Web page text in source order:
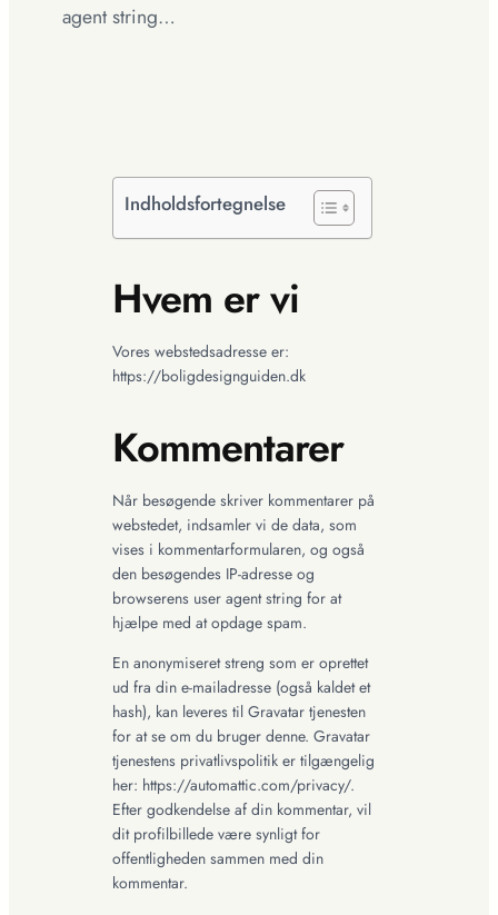
agent string…
Indholdsfortegnelse
Hvem er vi
Vores webstedsadresse er:
https://boligdesignguiden.dk
Kommentarer
Når besøgende skriver kommentarer på
webstedet, indsamler vi de data, som
vises i kommentarformularen, og også
den besøgendes IP-adresse og
browserens user agent string for at
hjælpe med at opdage spam.
En anonymiseret streng som er oprettet
ud fra din e-mailadresse (også kaldet et
hash), kan leveres til Gravatar tjenesten
for at se om du bruger denne. Gravatar
tjenestens privatlivspolitik er tilgængelig
her: https://automattic.com/privacy/.
Efter godkendelse af din kommentar, vil
dit profilbillede være synligt for
offentligheden sammen med din
kommentar.